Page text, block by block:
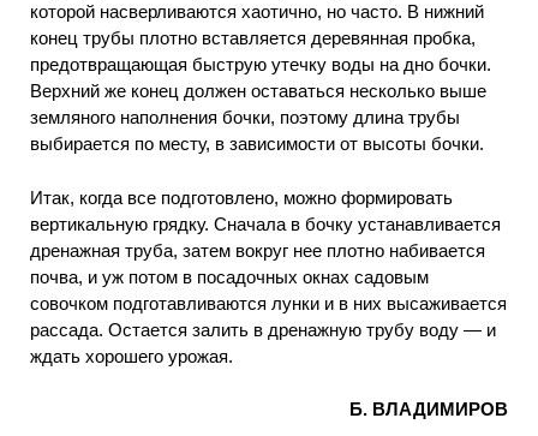
которой насверливаются хаотично, но часто. В нижний
конец трубы плотно вставляется деревянная пробка,
предотвращающая быструю утечку воды на дно бочки.
Верхний же конец должен оставаться несколько выше
земляного наполнения бочки, поэтому длина трубы
выбирается по месту, в зависимости от высоты бочки.
Итак, когда все подготовлено, можно формировать
вертикальную грядку. Сначала в бочку устанавливается
дренажная труба, затем вокруг нее плотно набивается
почва, и уж потом в посадочных окнах садовым
совочком подготавливаются лунки и в них высаживается
рассада. Остается залить в дренажную трубу воду — и
ждать хорошего урожая.
Б. ВЛАДИМИРОВ